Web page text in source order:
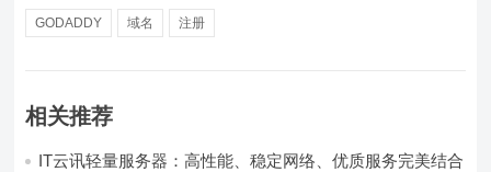
GODADDY 域名 注册
相关推荐
IT云讯轻量服务器：高性能、稳定网络、优质服务完美结合